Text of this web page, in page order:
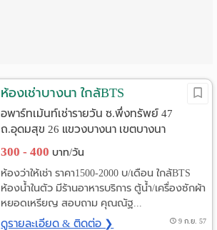
ห้องเช่าบางนา ใกล้BTS
อพาร์ทเม้นท์เช่ารายวัน ซ.พึ่งทรัพย์ 47
ถ.อุดมสุข 26 แขวงบางนา เขตบางนา
300 - 400 บาท/วัน
ห้องว่าให้เช่า ราคา1500-2000 บ/เดือน ใกล้BTS
ห้องน้ำในตัว มีร้านอาหารบริการ ตู้น้ำ/เครื่องซักผ้า
หยอดเหรียญ สอบถาม คุณณัฐ...
ดูรายละเอียด & ติดต่อ ❯ 9 ก.ย. 57